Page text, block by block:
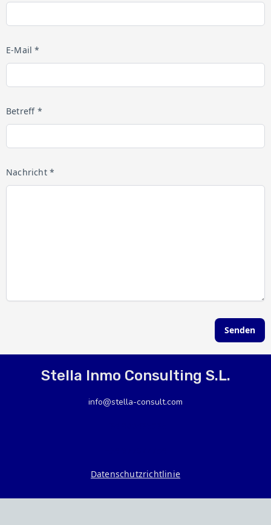
E-Mail *
Betreff *
Nachricht *
Senden
Stella Inmo Consulting S.L.
info@stella-consult.com
Datenschutzrichtlinie